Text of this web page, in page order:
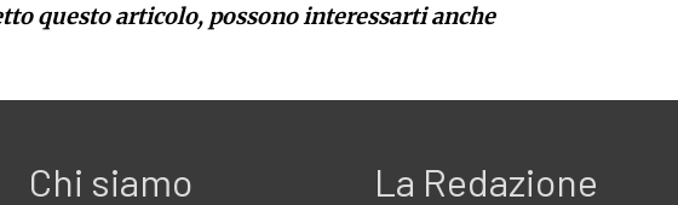
questo articolo, possono interessarti anche
Chi siamo La Redazione